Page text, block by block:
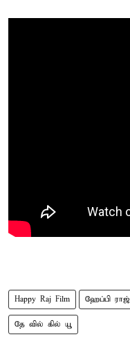
Happy Raj Film ஹேப்பி ராஜ்
தே வில் கில் யூ